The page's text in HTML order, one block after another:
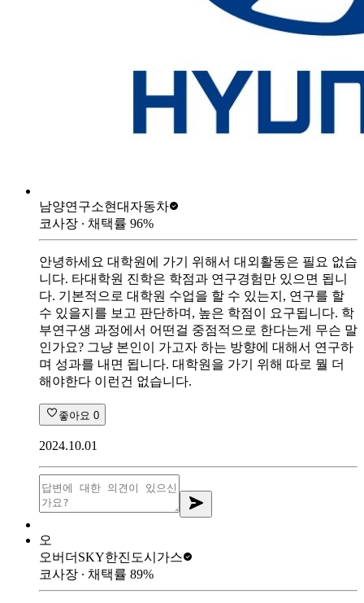
남양연구소현대자동차
코사장 ∙ 채택률 96%
안녕하세요 대학원에 가기 위해서 대외활동은 필요 없습
니다. 타대학원 진학은 학점과 연구경험만 있으면 됩니
다. 기본적으로 대학원 수업을 할 수 있는지, 연구를 할
수 있을지를 보고 판단하며, 높은 학점이 요구됩니다. 학
부연구생 과정에서 어떤걸 중점적으로 한다는게 무슨 말
인가요? 그냥 본인이 가고자 하는 방향에 대해서 연구하
며 성과를 내면 됩니다. 대학원을 가기 위해 따로 뭘 더
해야한다 이런건 없습니다.
좋아요 0
2024.10.01
오
오버더SKY한진도시가스
코사장 ∙ 채택률 89%